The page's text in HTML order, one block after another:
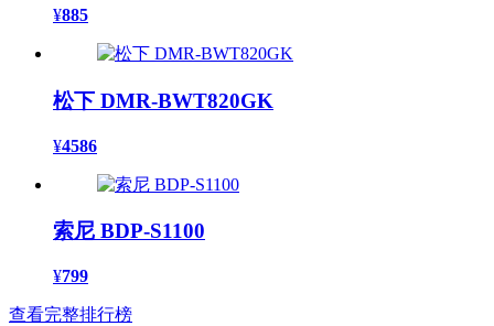
¥885
松下 DMR-BWT820GK
¥4586
索尼 BDP-S1100
¥799
查看完整排行榜